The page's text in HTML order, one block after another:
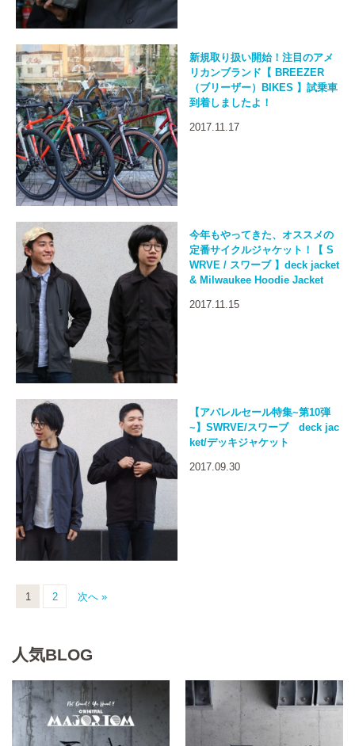
新規取り扱い開始！注目のアメ
リカンブランド【 BREEZER
（ブリーザー）BIKES 】試乗車
到着しましたよ！
2017.11.17
今年もやってきた、オススメの
定番サイクルジャケット！【 S
WRVE / スワーブ 】deck jacket
& Milwaukee Hoodie Jacket
2017.11.15
【アパレルセール特集~第10弾
~】SWRVE/スワーブ deck jac
ket/デッキジャケット
2017.09.30
1 2 次へ »
人気BLOG